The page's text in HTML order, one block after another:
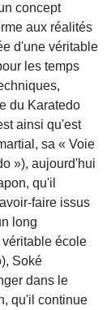
concept
aux réalités
d'une véritable
les temps
du Karatedo
ainsi qu'est
sa « Voie
»), aujourd'hui
qu'il
faire issus
long
école
Soké
dans le
qu'il continue